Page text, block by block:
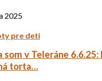
2025
pre deti
som v Teleráne 6.6.25:
torta…